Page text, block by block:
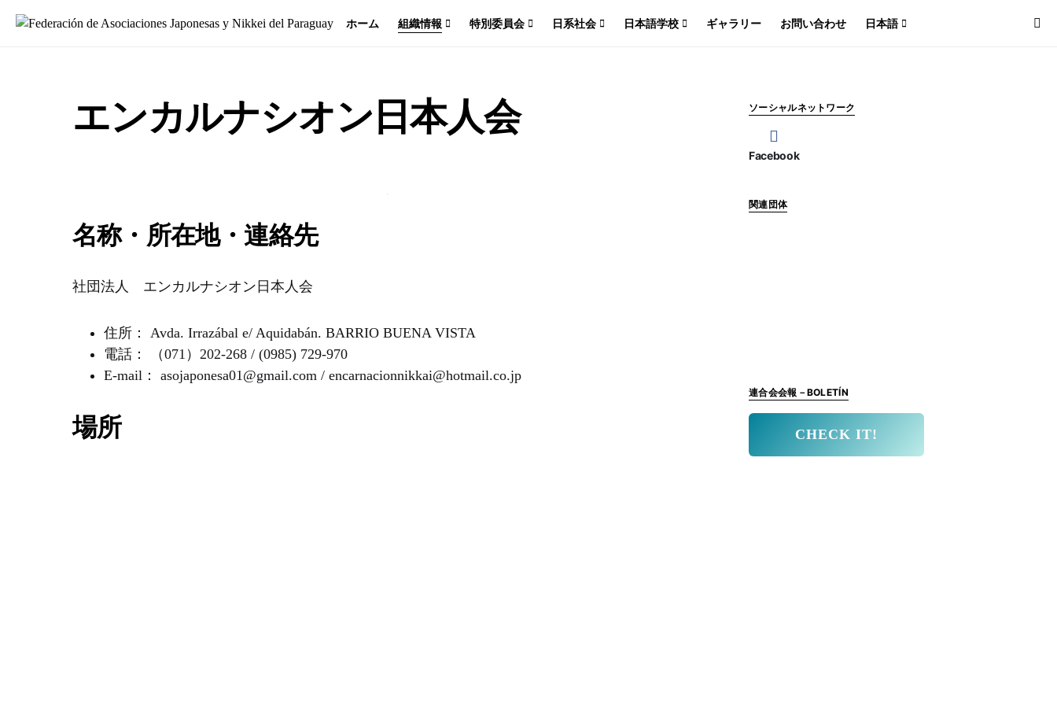
ホーム 組織情報 特別委員会 日系社会 日本語学校 ギャラリー お問い合わせ 日本語
Search for:
エンカルナシオン日本人会
名称・所在地・連絡先
社団法人 エンカルナシオン日本人会
住所： Avda. Irrazábal e/ Aquidabán. BARRIO BUENA VISTA
電話： （071）202-268 / (0985) 729-970
E-mail： asojaponesa01@gmail.com / encarnacionnikkai@hotmail.co.jp
場所
ソーシャルネットワーク
Facebook
関連団体
連合会会報－BOLETÍN
CHECK IT!